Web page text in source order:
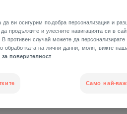
за душ"
да ви осигурим по-добра персонализация и
продължите и улесните навигацията си в
В противен случай можете да
обработката на лични данни, моля, вижте
за поверителност
Само най-